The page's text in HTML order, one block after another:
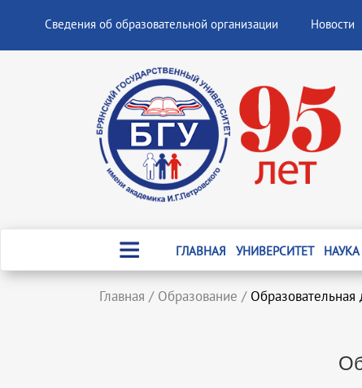
Сведения об образовательной организации Новости
ГЛАВНАЯ УНИВЕРСИТЕТ
Главная / Образование / Образовательная